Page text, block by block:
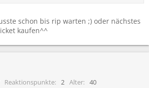
schon bis rip warten ;) oder nächstes
kaufen^^
Reaktionspunkte 2 Alter 40